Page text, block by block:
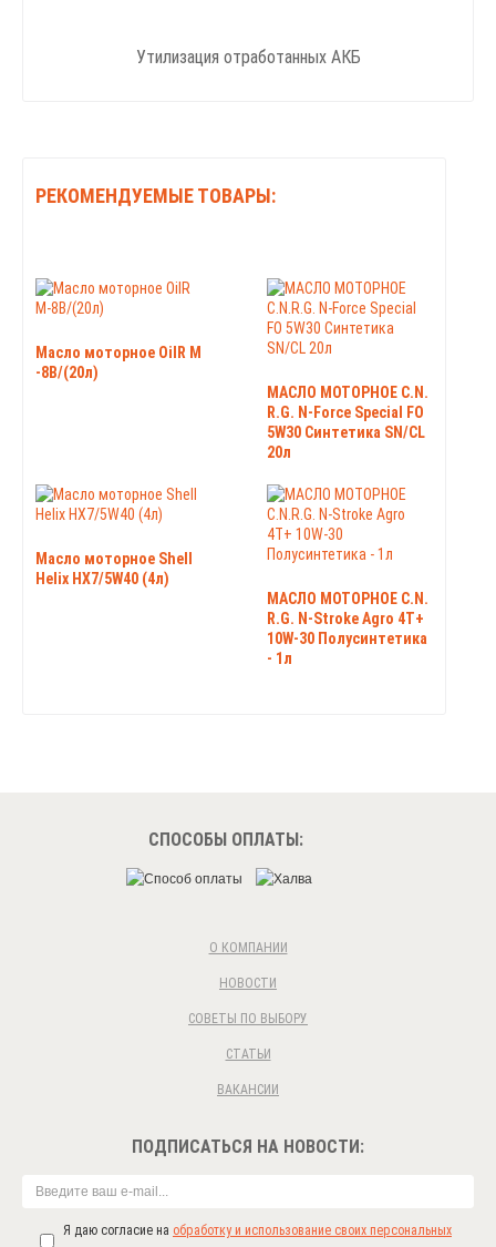
Утилизация отработанных АКБ
РЕКОМЕНДУЕМЫЕ ТОВАРЫ:
Масло моторное OilR М
-8B/(20л)
МАСЛО МОТОРНОЕ C.N.
R.G. N-Force Special FO
5W30 Синтетика SN/CL
20л
Масло моторное Shell
Helix HX7/5W40 (4л)
МАСЛО МОТОРНОЕ C.N.
R.G. N-Stroke Agro 4T+
10W-30 Полусинтетика
- 1л
СПОСОБЫ ОПЛАТЫ:
О КОМПАНИИ
НОВОСТИ
СОВЕТЫ ПО ВЫБОРУ
СТАТЬИ
ВАКАНСИИ
ПОДПИСАТЬСЯ НА НОВОСТИ:
Я даю согласие на обработку и использование своих персональных